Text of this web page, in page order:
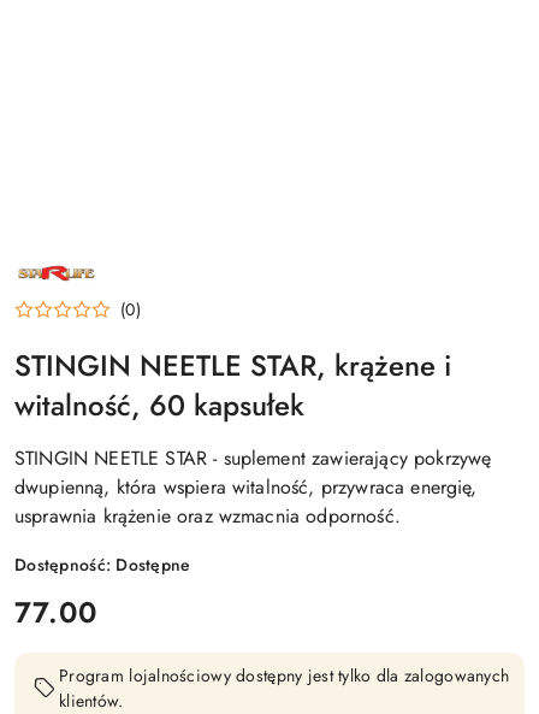
NAZWA
PRODUCENTA:
STARLIFE (0)
STINGIN NEETLE STAR, krążene i
witalność, 60 kapsułek
STINGIN NEETLE STAR - suplement zawierający pokrzywę
dwupienną, która wspiera witalność, przywraca energię,
usprawnia krążenie oraz wzmacnia odporność.
Dostępność: Dostępne
cena:
77.00
Program lojalnościowy dostępny jest tylko dla zalogowanych
klientów.